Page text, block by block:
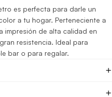
es perfecta para darle un
a tu hogar. Perteneciente a
impresión de alta calidad en
resistencia. Ideal para
bar o para regalar.